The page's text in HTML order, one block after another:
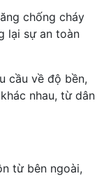
chống cháy
lại sự an toàn
cầu về độ bền,
nhau, từ dân
từ bên ngoài,